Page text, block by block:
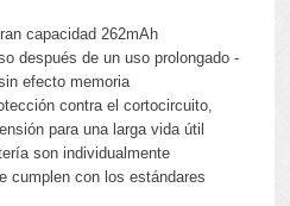
capacidad 262mAh
después de un uso prolongado -
efecto memoria
contra el cortocircuito,
para una larga vida útil
son individualmente
cumplen con los estándares